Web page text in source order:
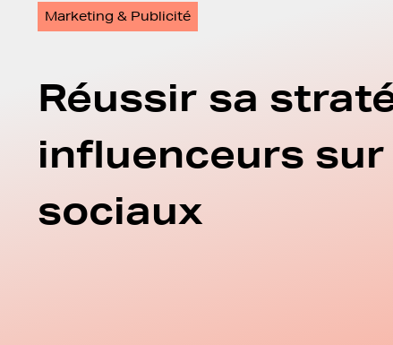
Marketing & Publicité
Réussir sa
influenceurs
sociaux